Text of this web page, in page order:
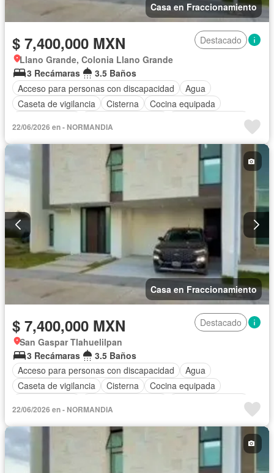
Casa en Fraccionamiento
$ 7,400,000 MXN
Destacado
Llano Grande, Colonia Llano Grande
3 Recámaras
3.5 Baños
Acceso para personas con discapacidad
Agua
Caseta de vigilancia
Cisterna
Cocina equipada
Electricidad
Estacionamiento
Recámara con closet
Seguridad
Zonas verdes
Sin amueblar
22/06/2026 en - NORMANDIA
Casa en Fraccionamiento
$ 7,400,000 MXN
Destacado
San Gaspar Tlahuelilpan
3 Recámaras
3.5 Baños
Acceso para personas con discapacidad
Agua
Caseta de vigilancia
Cisterna
Cocina equipada
Electricidad
Estacionamiento
Recámara con closet
Seguridad Zonas verdes
22/06/2026 en - NORMANDIA